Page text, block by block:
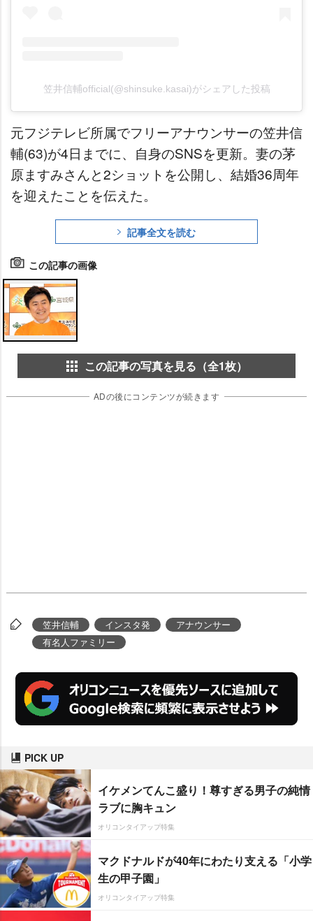
笠井信輔official(@shinsuke.kasai)がシェアした投稿
元フジテレビ所属でフリーアナウンサーの笠井信
輔(63)が4日までに、自身のSNSを更新。妻の茅
原ますみさんと2ショットを公開し、結婚36周年
を迎えたことを伝えた。
記事全文を読む
この記事の画像
この記事の写真を見る（全1枚）
ADの後にコンテンツが続きます
笠井信輔 インスタ発
アナウンサー
有名人ファミリー
PICK UP
イケメンてんこ盛り！尊すぎる男子の純情
ラブに胸キュン
オリコンタイアップ特集
マクドナルドが40年にわたり支える「小学
生の甲子園」
オリコンタイアップ特集